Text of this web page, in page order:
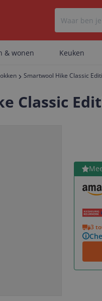
& wonen Keuken
Smartwool Hike Classic
Classic
3
Bekijk